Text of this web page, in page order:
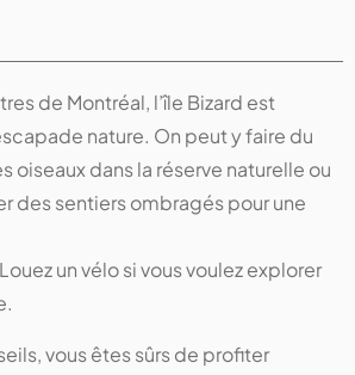
de Montréal, l’île Bizard est
nature. On peut y faire du
oiseaux dans la réserve naturelle ou
des sentiers ombragés pour une
Louez un vélo si vous voulez explorer
vous êtes sûrs de profiter